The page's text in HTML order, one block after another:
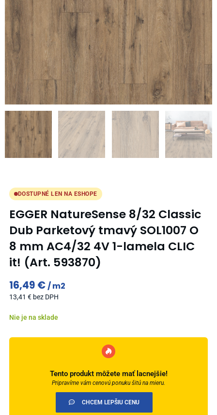
DOSTUPNÉ LEN NA ESHOPE
EGGER NatureSense 8/32 Classic
Dub Parketový tmavý SOL1007 O
8 mm AC4/32 4V 1-lamela CLIC
it! (Art. 593870)
16,49 € m2
13,41 € bez DPH
Nie je na sklade
Tento produkt môžete mať lacnejšie!
Pripravíme vám cenovú ponuku šitú na mieru.
CHCEM LEPŠIU CENU